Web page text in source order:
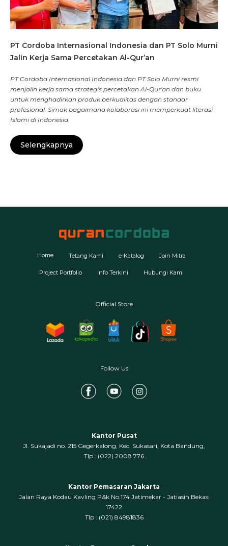
PT Cordoba Internasional Indonesia dan PT Solo Murni
Jalin Kerja Sama Percetakan Al-Qur’an
PT Cordoba Internasional Indonesia dan PT Solo Murni resmi
menjalin kerja sama strategis percetakan Al-Qur'an dan buku
untuk menghadirkan produk berkualitas dengan standar
profesional. Simak bagaimana kolaborasi ini memperkuat literasi
Islami di Indonesia.
Selengkapnya
Home Tetang Kami e-Katalog Join Mitra
Project Portfolio Info Terkini Hubungi Kami
Official Store
Follow Us
Kantor Pusat
Jl. Sukajadi no. 215 Gegerkalong, Kec. Sukasari, Kota Bandung,
‍Tlp : (022) 2008 776
Kantor Pemasaran Jakarta
Jalan Raya Kodau Kavling P&k No.174 Jatimekar - Jatiasih Bekasi
17422
Tlp : (021) 84981836